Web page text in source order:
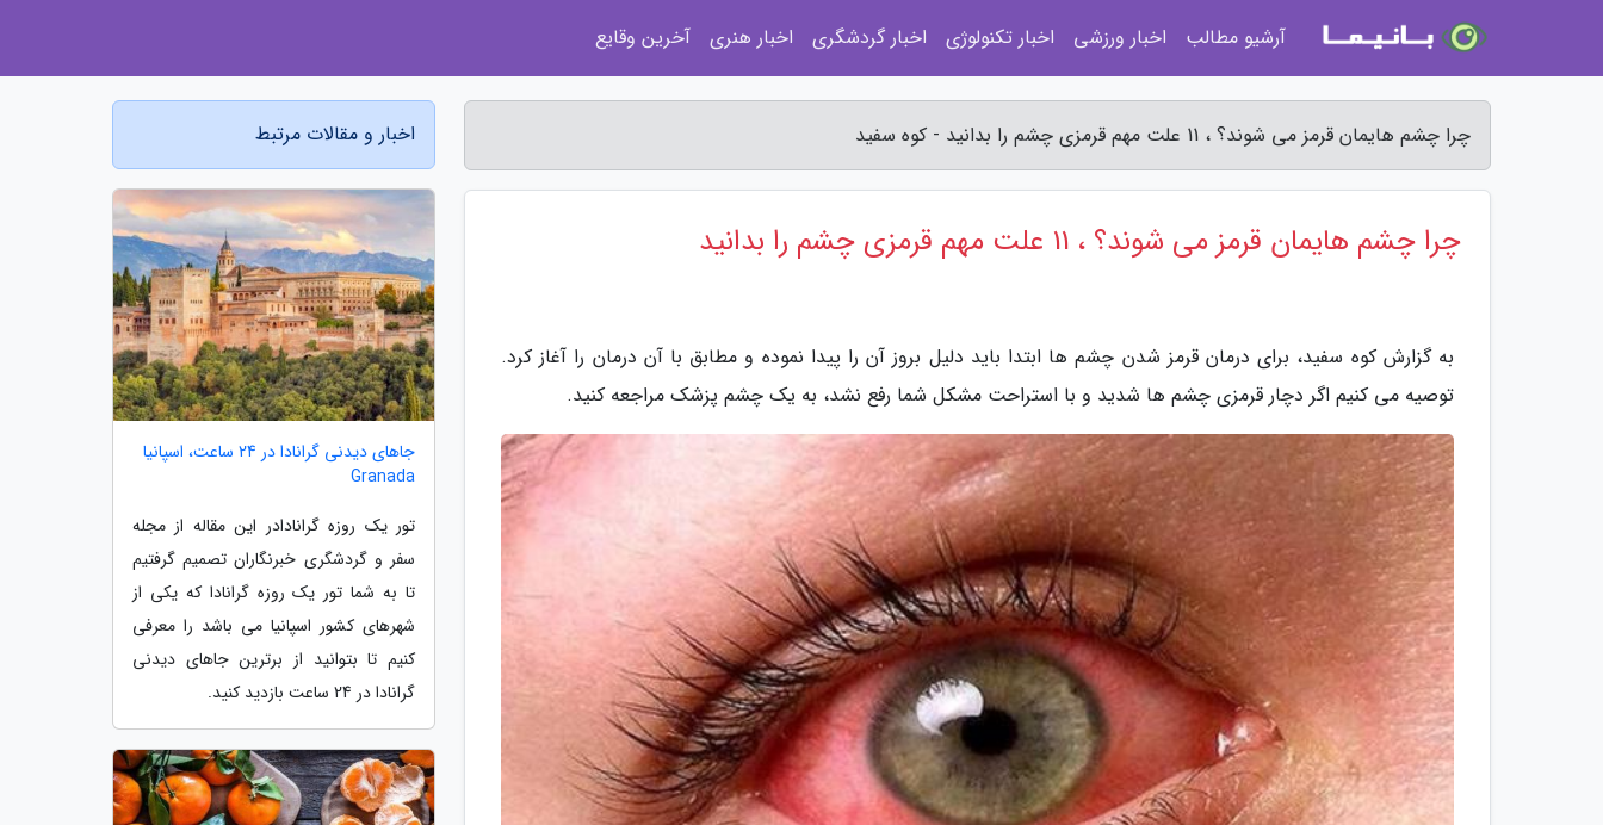
چرا چشم هایمان قرمز می شوند؟ ، 11 علت مهم قرمزی چشم را بدانید - کوه سفید
چرا چشم هایمان قرمز می شوند؟ ، 11 علت مهم قرمزی چشم را بدانید
به گزارش کوه سفید، برای درمان قرمز شدن چشم ها ابتدا باید دلیل بروز آن را پیدا نموده و مطابق با آن درمان را آغاز کرد.
توصیه می کنیم اگر دچار قرمزی چشم ها شدید و با استراحت مشکل شما رفع نشد، به یک چشم پزشک مراجعه کنید.
اخبار و مقالات مرتبط
جاهای دیدنی گرانادا در 24 ساعت، اسپانیا
Granada
تور یک روزه گرانادادر این مقاله از مجله
سفر و گردشگری خبرنگاران تصمیم گرفتیم
تا به شما تور یک روزه گرانادا که یکی از
شهرهای کشور اسپانیا می باشد را معرفی
کنیم تا بتوانید از برترین جاهای دیدنی
گرانادا در 24 ساعت بازدید کنید.
آرشیو مطالب اخبار ورزشی اخبار تکنولوژی اخبار گردشگری اخبار هنری آخرین وقایع